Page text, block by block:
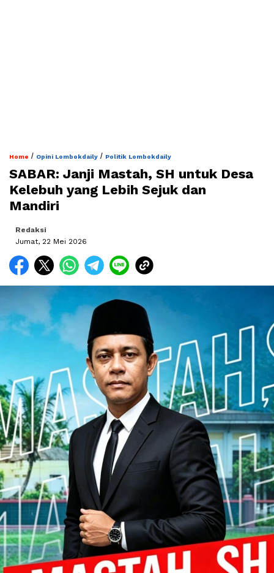
Home / Opini Lombokdaily / Politik Lombokdaily
SABAR: Janji Mastah, SH untuk Desa
Kelebuh yang Lebih Sejuk dan
Mandiri
Redaksi
Jumat, 22 Mei 2026